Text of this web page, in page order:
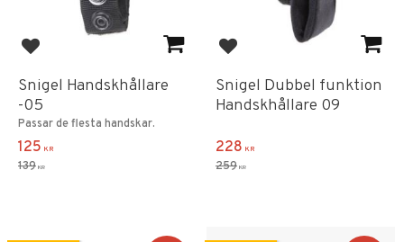
Lägg till i favoriter
Snigel Handskhållare
-05
Passar de flesta handskar.
125 KR
139 KR
Lägg till i favoriter
Snigel Dubbel funktion
Handskhållare 09
228 KR
259 KR